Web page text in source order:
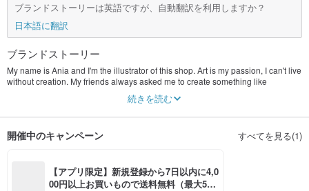
ブランドストーリーは英語ですが、自動翻訳を利用しますか？
日本語に翻訳
ブランドストーリー
My name is Ania and I'm the illustrator of this shop. Art is my passion, I can't live
without creation. My friends always asked me to create something like
postcards, posters, business card and etc. for them for individual or business
using so thanks to them I decided to create my own shop with various
goods! And I'm happy to see you in my shop! You are very welcome!
続きを読む
開催中のキャンペーン すべてを見る(1)
【アプリ限定】新規登録から7日以内に4,0
00円以上お買いもので送料無料（最大500